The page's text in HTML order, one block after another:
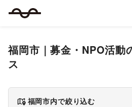
福岡市 ｜募金・NPO活動
ス
福岡市内で絞り込む